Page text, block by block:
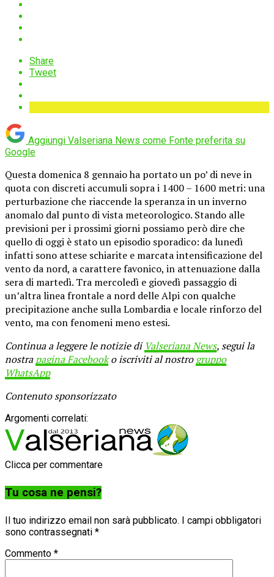
Share
Tweet
Aggiungi Valseriana News come Fonte preferita su
Google
Questa domenica 8 gennaio ha portato un po’ di neve in
quota con discreti accumuli sopra i 1400 – 1600 metri: una
perturbazione che riaccende la speranza in un inverno
anomalo dal punto di vista meteorologico. Stando alle
previsioni per i prossimi giorni possiamo però dire che
quello di oggi è stato un episodio sporadico: da lunedì
infatti sono attese schiarite e marcata intensificazione del
vento da nord, a carattere favonico, in attenuazione dalla
sera di martedì. Tra mercoledì e giovedì passaggio di
un’altra linea frontale a nord delle Alpi con qualche
precipitazione anche sulla Lombardia e locale rinforzo del
vento, ma con fenomeni meno estesi.
Continua a leggere le notizie di Valseriana News, segui la
nostrapagina Facebooko iscriviti al nostrogruppo
WhatsApp
Contenuto sponsorizzato
Argomenti correlati:
Clicca per commentare
Tu cosa ne pensi?
Il tuo indirizzo email non sarà pubblicato. I campi obbligatori
sono contrassegnati *
Commento *